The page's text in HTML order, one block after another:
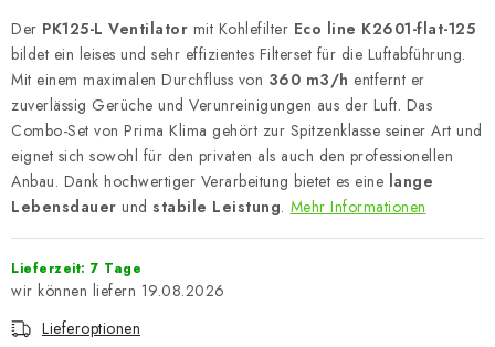
Der PK125-L Ventilator mit Kohlefilter Eco line K2601-flat-125
bildet ein leises und sehr effizientes Filterset für die Luftabführung.
Mit einem maximalen Durchfluss von 360 m3/h entfernt er
zuverlässig Gerüche und Verunreinigungen aus der Luft. Das
Combo-Set von Prima Klima gehört zur Spitzenklasse seiner Art und
eignet sich sowohl für den privaten als auch den professionellen
Anbau. Dank hochwertiger Verarbeitung bietet es eine lange
Lebensdauer und stabile Leistung. Mehr Informationen
Lieferzeit: 7 Tage
19.08.2026
Lieferoptionen